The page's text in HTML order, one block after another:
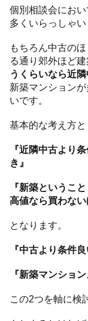
個別相談会にお
多くいらっしゃい
もちろん中古の
る通り郊外ほど
うくらいなら近
新築マンション
いです。
基本的な考え方
『近隣中古より
き』
『新築というこ
高値なら買わない
となります。
『中古より条件
『新築マンショ
この2つを軸に検